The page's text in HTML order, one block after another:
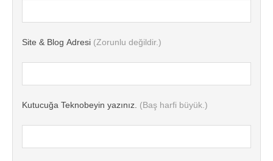
Site & Blog Adresi (Zorunlu değildir.)
Kutucuğa Teknobeyin yazınız. (Baş harfi büyük.)